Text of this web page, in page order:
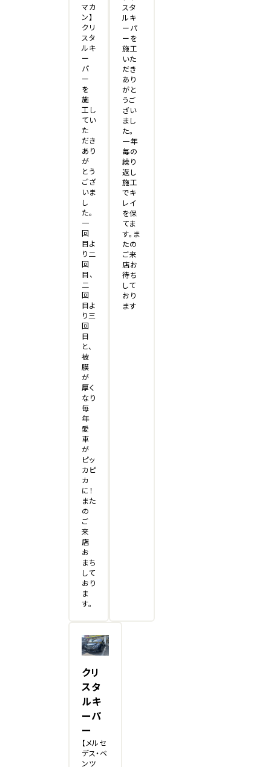
マカ
ン】
クリ
スタ
ルキ
ー
パ
ー
を
施
工し
てい
た
だき
あり
が
とう
ござ
いま
し
た。
一
回
目よ
り二
回
目、
二
回
目よ
り三
回
目
と、
被
膜
が
厚く
なり
毎
年
愛
車
が
ピッ
カピ
カ
に！
また
の
ご
来
店
お
まち
して
おり
ま
す。
スタ
ルキ
ーパ
ーを
施工
いた
だき
あり
がと
うご
ざい
まし
た。
一年
毎の
繰り
返し
施工
でキ
レイ
を保
てま
す。ま
たの
ご来
店お
待ち
して
おり
ます
クリ
スタ
ルキ
ーパ
ー
【メルセ
デス・ベ
ンツ